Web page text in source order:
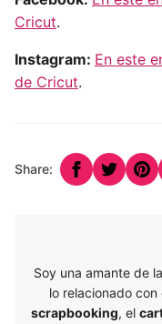
Cricut.
Instagram: En este
de Cricut.
Share:
Soy una amante de
lo relacionado con
scrapbooking, el